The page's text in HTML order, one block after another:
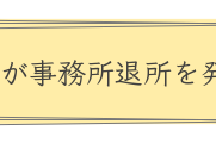
事務所退所を